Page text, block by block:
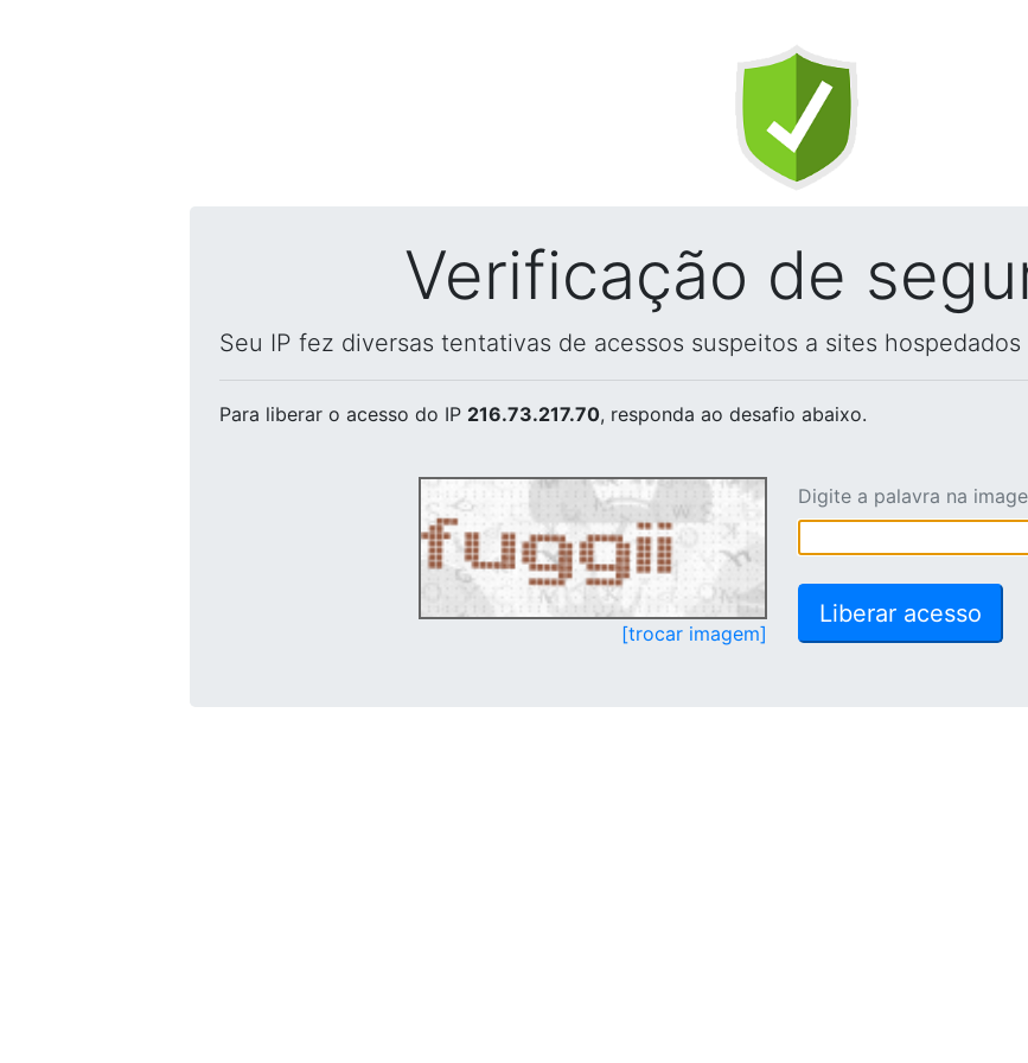
Verificação de
Seu IP fez diversas tentativas de acessos suspeitos a sites hospedados
Para liberar o acesso do IP 216.73.217.70, responda ao desafio abaixo.
[trocar imagem]
Digite a palavra na